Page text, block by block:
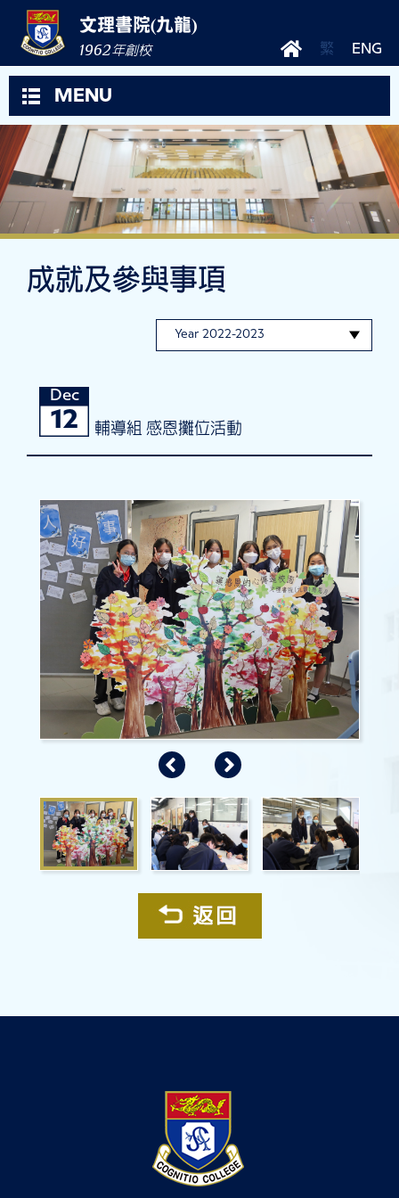
文理書院(九龍)
1962年創校 繁 ENG
MENU
成就及參與事項
Dec
12 輔導組 感恩攤位活動